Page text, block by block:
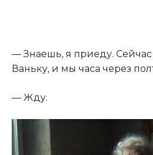
— Знаешь, я приеду. Сейчас
Ваньку, и мы часа через
— Жду.